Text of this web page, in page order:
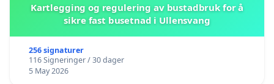
Kartlegging og regulering av bustadbruk for å
sikre fast busetnad i Ullensvang
256 signaturer
116 Signeringer / 30 dager
5 May 2026